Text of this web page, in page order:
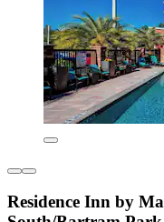
Residence Inn by